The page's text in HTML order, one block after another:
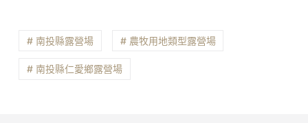
# 南投縣露營場 # 農牧用地類型露營場
# 南投縣仁愛鄉露營場